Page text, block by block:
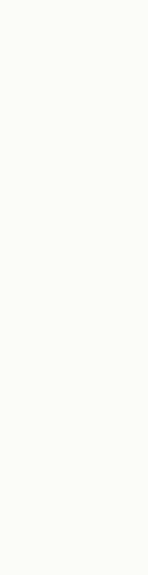
Do you
Choose,
adventure
The France
the official